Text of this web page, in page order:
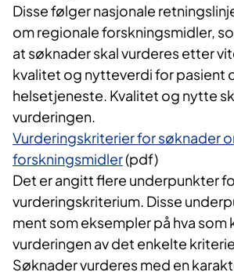
Disse følger nasjonale
om regionale forskningsmidler,
at søknader skal vurderes etter
kvalitet og nytteverdi for pasient
helsetjeneste. Kvalitet og nytte
vurderingen.
Vurderingskriterier for søknader
forskningsmidler​ (pdf)
Det er angitt flere underpunkter
vurderingskriterium. Disse
ment som eksempler på hva som
vurderingen av det enkelte
Søknader vurderes med en